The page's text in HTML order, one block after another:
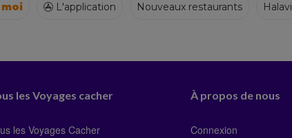
L'application Nouveaux restaurants Halavi
les Voyages cacher
les Voyages Cacher
À propos de nous
Connexion